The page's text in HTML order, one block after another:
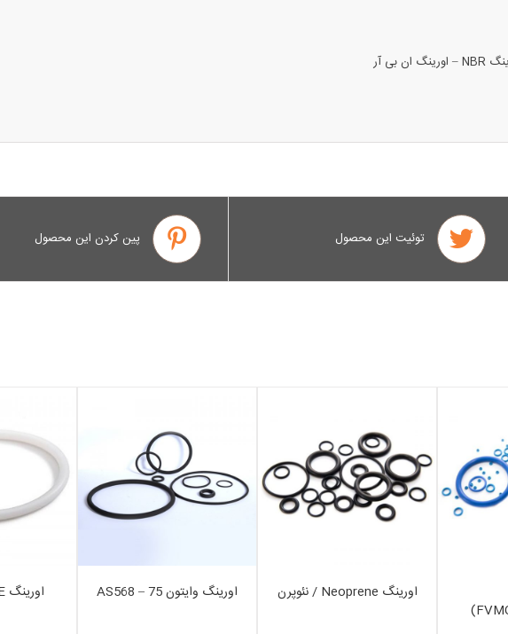
توئیت این محصول پین کردن این محصول
اورینگ Neoprene / نئوپرن اورینگ وایتون 75 – AS568 اورینگ PTFE(تفلونی)